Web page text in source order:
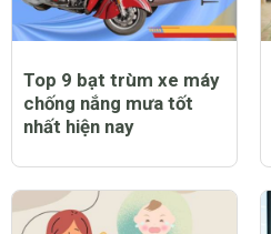
Top 9 bạt trùm xe máy
chống nắng mưa tốt
nhất hiện nay